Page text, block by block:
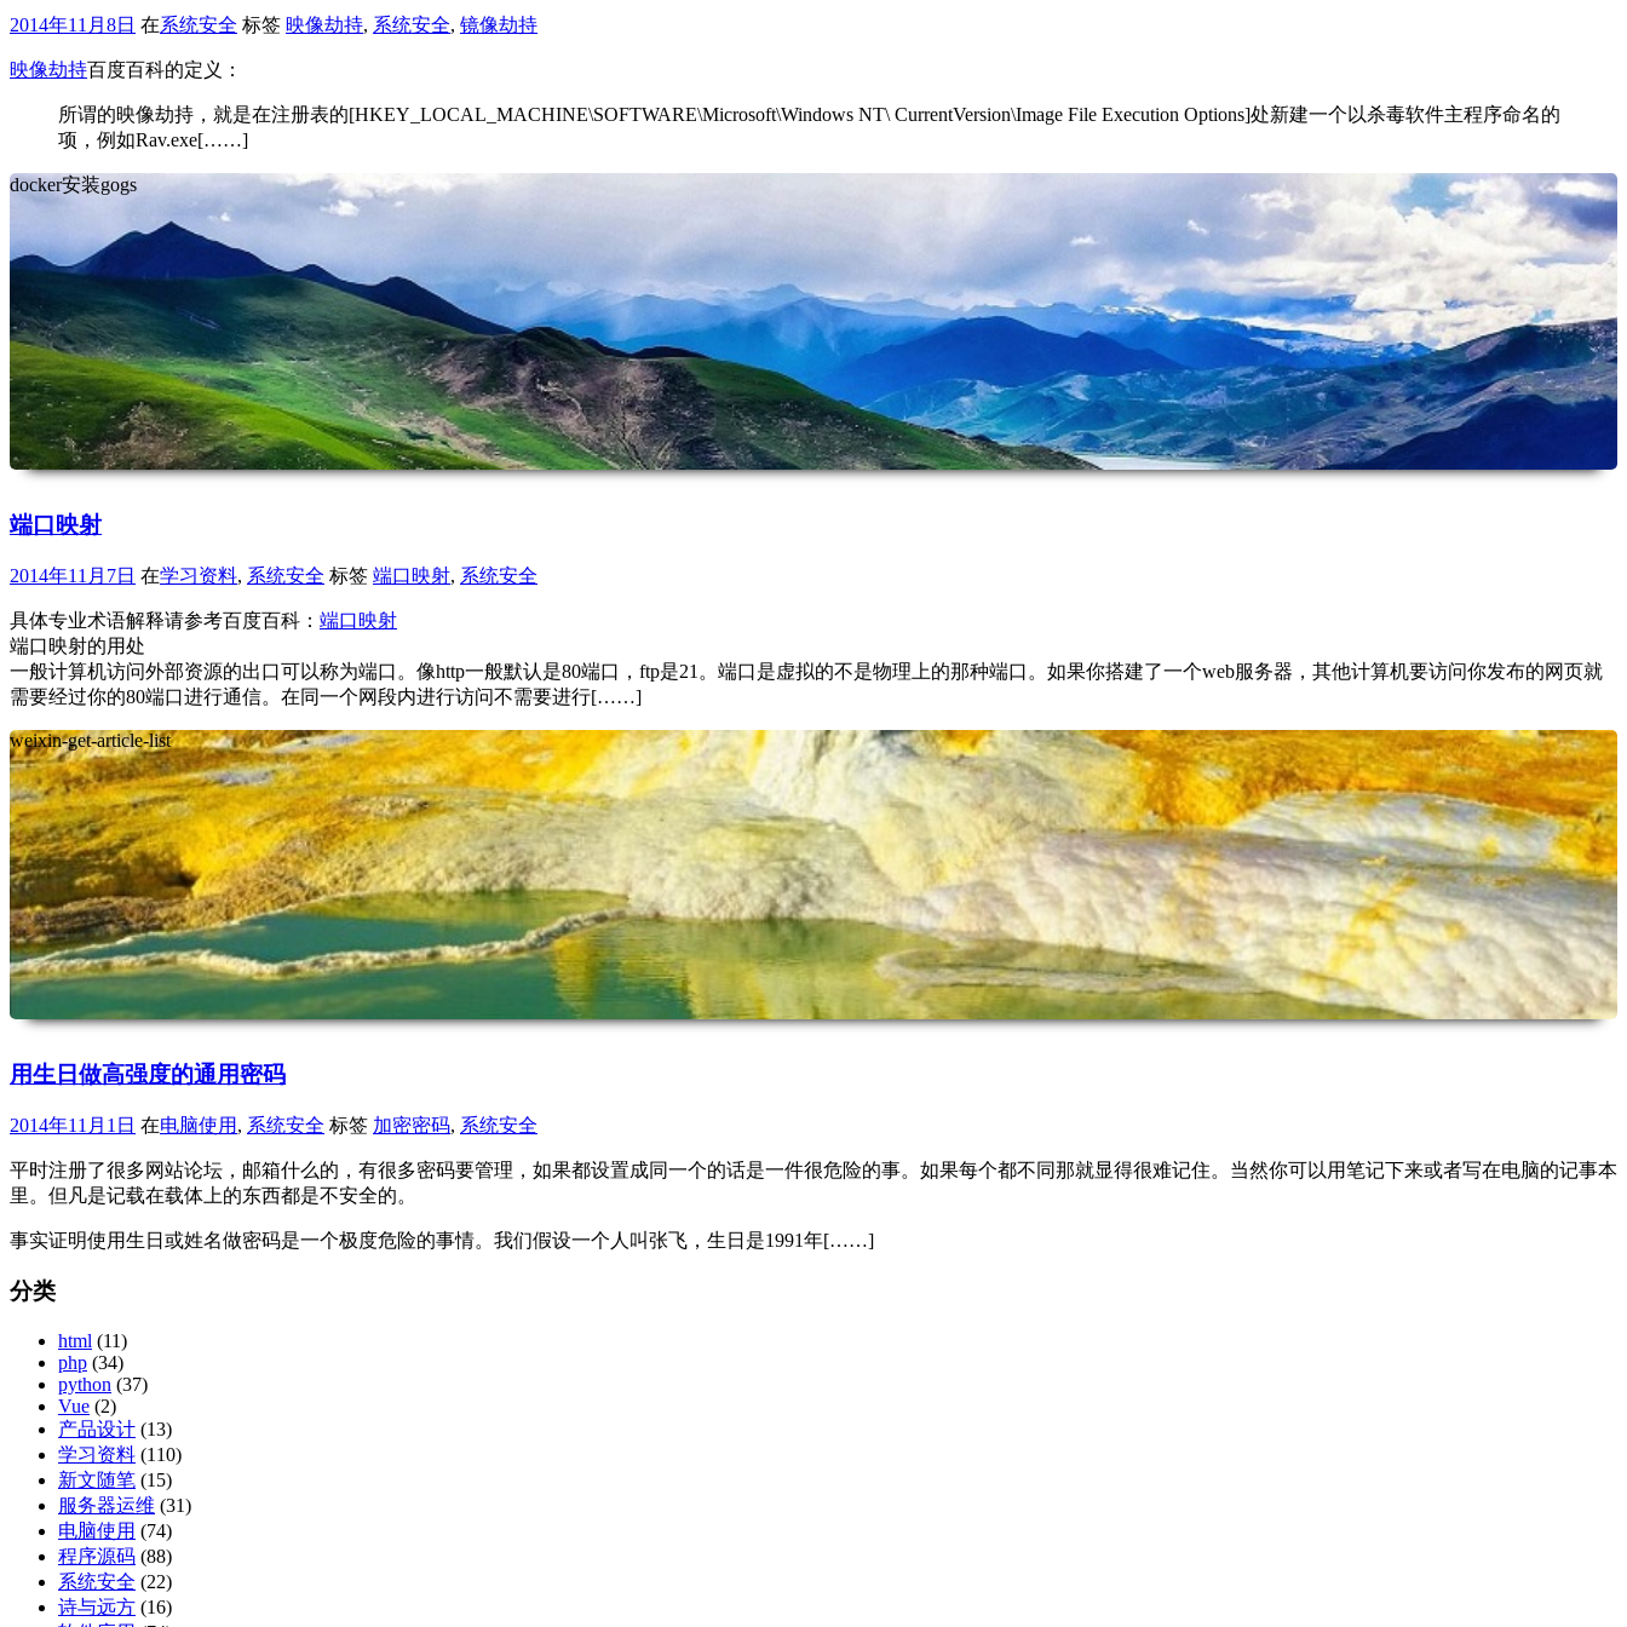
2014年11月8日 在系统安全 标签 映像劫持, 系统安全, 镜像劫持
映像劫持百度百科的定义：
所谓的映像劫持，就是在注册表的[HKEY_LOCAL_MACHINE\SOFTWARE\Microsoft\Windows NT\ CurrentVersion\Image File Execution Options]处新建一个以杀毒软件主程序命名的
项，例如Rav.exe[……]
docker安装gogs
端口映射
2014年11月7日 在学习资料, 系统安全 标签 端口映射, 系统安全
具体专业术语解释请参考百度百科： 端口映射
端口映射的用处
一般计算机访问外部资源的出口可以称为端口。像http一般默认是80端口，ftp是21。端口是虚拟的不是物理上的那种端口。如果你搭建了一个web服务器，其他计算机要访问你发布的网页就
需要经过你的80端口进行通信。在同一个网段内进行访问不需要进行[……]
weixin-get-article-list
用生日做高强度的通用密码
2014年11月1日 在电脑使用 , 系统安全 标签 加密密码, 系统安全
平时注册了很多网站论坛，邮箱什么的，有很多密码要管理，如果都设置成同一个的话是一件很危险的事。如果每个都不同那就显得很难记住。当然你可以用笔记下来或者写在电脑的记事本
里。但凡是记载在载体上的东西都是不安全的。
事实证明使用生日或姓名做密码是一个极度危险的事情。我们假设一个人叫张飞，生日是1991年[……]
分类
html (11)
php (34)
python (37)
Vue (2)
产品设计 (13)
学习资料 (110)
新文随笔 (15)
服务器运维 (31)
电脑使用 (74)
程序源码 (88)
系统安全 (22)
诗与远方 (16)